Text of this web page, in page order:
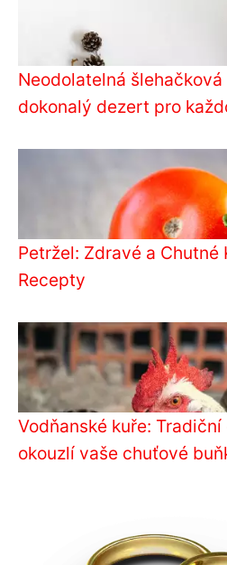
Neodolatelná
dokonalý dezert pro
Petržel: Zdravé a Chutné
Recepty
Vodňanské kuře:
okouzlí vaše chuťové